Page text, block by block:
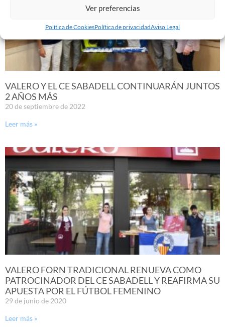
Ver preferencias
Política de CookiesPolítica de privacidadAviso Legal
VALERO Y EL CE SABADELL CONTINUARÁN JUNTOS
2 AÑOS MÁS
20 de septiembre de 2022
Leer más »
VALERO FORN TRADICIONAL RENUEVA COMO
PATROCINADOR DEL CE SABADELL Y REAFIRMA SU
APUESTA POR EL FÚTBOL FEMENINO
29 de junio de 2020
Leer más »